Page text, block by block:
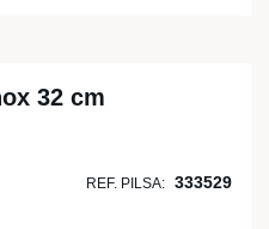
32 cm
REF. PILSA: 333529